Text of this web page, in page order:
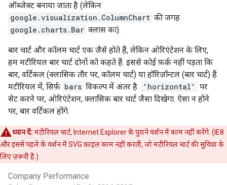
ऑब्जेक्ट बनाया जाता है (लेकिन
google.visualization.ColumnChart की जगह
google.charts.Bar क्लास का).
बार चार्ट और कॉलम चार्ट एक जैसे होते हैं, लेकिन ओरिएंटेशन के लिए,
हम मटीरियल बार चार्ट दोनों को कहते हैं. इससे कोई फ़र्क़ नहीं पड़ता कि
बार, वर्टिकल (क्लासिक तौर पर, कॉलम चार्ट) या हॉरिज़ॉन्टल (बार चार्ट) हैं.
मटीरियल में, सिर्फ़ bars विकल्प में अंतर है. 'horizontal'
पर
सेट करने पर, ओरिएंटेशन, क्लासिक बार चार्ट जैसा दिखेगा. ऐसा न होने
पर, बार वर्टिकल होंगे.
ध्यान दें: मटीरियल चार्ट, Internet Explorer के पुराने वर्शन में काम नहीं करेंगे. (IE8
और इससे पहले के वर्शन में SVG फ़ाइल काम नहीं करती, जो मटीरियल चार्ट की सुविधा के
लिए ज़रूरी है.)